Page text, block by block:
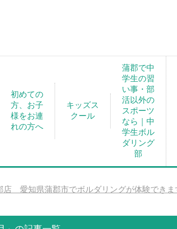
初めての
方、お子
様をお連
れの方へ
キッズス
クール
蒲郡で中
学生の習
い事・部
活以外の
スポーツ
なら｜中
学生ボル
ダリング
部
店 愛知県蒲郡市でボルダリングが体験できま